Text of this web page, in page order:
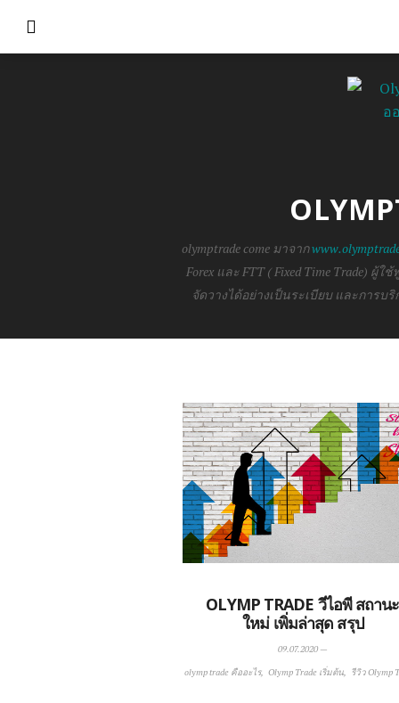
olymptrade come มาจาก
Forex และ FTT ( Fixed Time Trade) ผู้
จัดวางได้อย่างเป็นระเบียบ และการบ
OLYMP TRADE วีไอพี สถานะ
ใหม่ เพิ่มล่าสุด สรุป
09.07.2020 —
olymp trade คืออะไร
Olymp Trade เริ่มต้น รีวิว Olymp